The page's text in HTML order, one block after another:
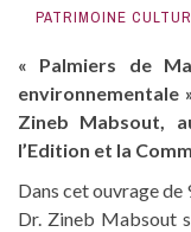
PATRIMOINE
« Palmiers de
environnementale
Zineb Mabsout,
l’Edition et la
Dans cet ouvrage de
Dr. Zineb Mabsout